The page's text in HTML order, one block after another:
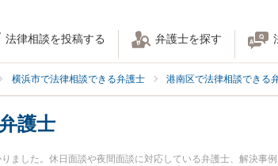
法律相談を投稿する 弁護士を探す
横浜市で法律相談できる弁護士 港南区で法律相談できる
護士
ました。休日面談や夜間面談に対応している弁護士、解決事